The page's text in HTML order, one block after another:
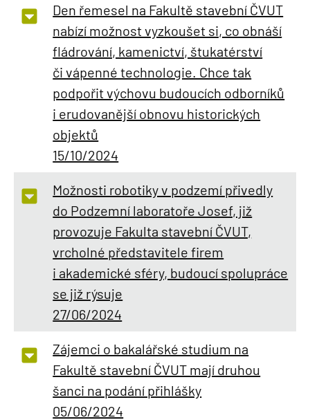
Den řemesel na Fakultě stavební ČVUT
nabízí možnost vyzkoušet si, co obnáší
fládrování, kamenictví, štukatérství
či vápenné technologie. Chce tak
podpořit výchovu budoucích odborníků
i erudovanější obnovu historických
objektů
15/10/2024
Možnosti robotiky v podzemí přivedly
do Podzemní laboratoře Josef, již
provozuje Fakulta stavební ČVUT,
vrcholné představitele firem
i akademické sféry, budoucí spolupráce
se již rýsuje
27/06/2024
Zájemci o bakalářské studium na
Fakultě stavební ČVUT mají druhou
šanci na podání přihlášky
05/06/2024